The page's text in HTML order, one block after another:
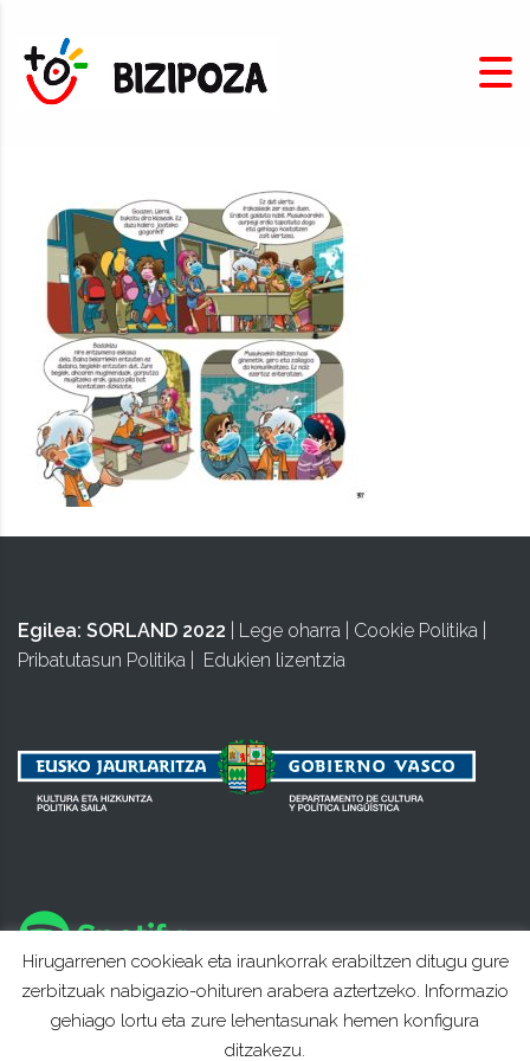
Egilea: SORLAND 2022 Lege oharra Cookie Politika
Pribatutasun Politika
Edukien lizentzia
Hirugarrenen cookieak eta iraunkorrak erabiltzen ditugu gure
zerbitzuak nabigazio-ohituren arabera aztertzeko. Informazio
gehiago lortu eta zure lehentasunak hemen konfigura
ditzakezu.